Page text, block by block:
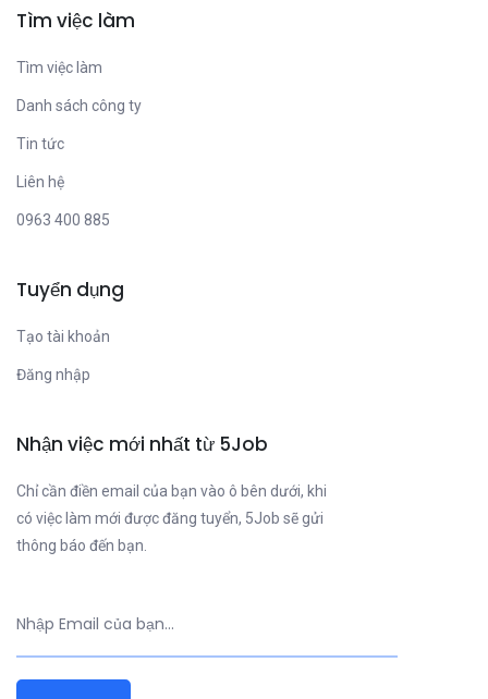
Tìm việc làm
Tìm việc làm
Danh sách công ty
Tin tức
Liên hệ
0963 400 885
Tuyển dụng
Tạo tài khoản
Đăng nhập
Nhận việc mới nhất từ 5Job
Chỉ cần điền email của bạn vào ô bên dưới, khi
có việc làm mới được đăng tuyển, 5Job sẽ gửi
thông báo đến bạn.